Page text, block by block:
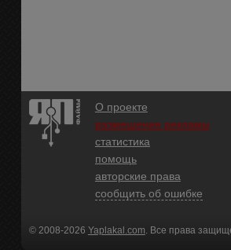
О проекте
размещение рекламы
статистика
помощь
авторские права
сообщить об ошибке
© 2008-2026 Yaplakal.com. Все права